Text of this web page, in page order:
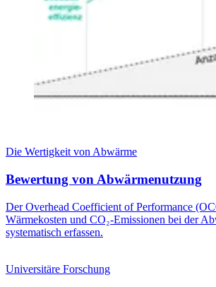
Die Wertigkeit von Abwärme
Bewertung von Abwärmenutzung
Der Overhead Coefficient of Performance
Wärmekosten und CO₂-Emissionen bei der
systematisch erfassen.
Universitäre Forschung